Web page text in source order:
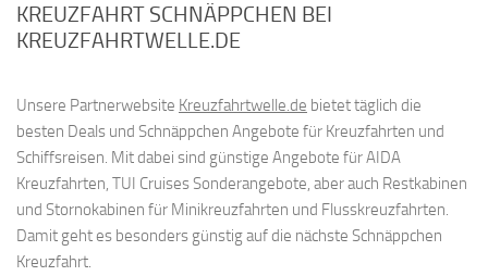
KREUZFAHRT SCHNÄPPCHEN BEI
KREUZFAHRTWELLE.DE
Unsere Partnerwebsite Kreuzfahrtwelle.de bietet täglich die
besten Deals und Schnäppchen Angebote für Kreuzfahrten und
Schiffsreisen. Mit dabei sind günstige Angebote für AIDA
Kreuzfahrten, TUI Cruises Sonderangebote, aber auch Restkabinen
und Stornokabinen für Minikreuzfahrten und Flusskreuzfahrten.
Damit geht es besonders günstig auf die nächste Schnäppchen
Kreuzfahrt.